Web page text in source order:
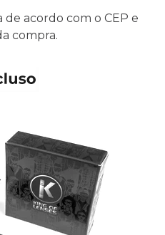
acordo com o CEP e
compra.